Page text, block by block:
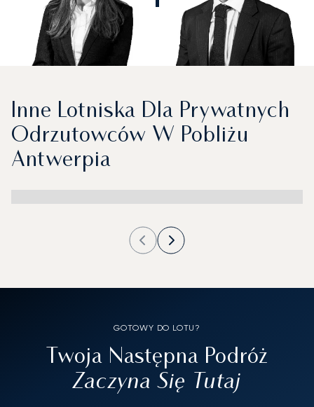
Inne Lotniska Dla Prywatnych
Odrzutowców W Pobliżu
Antwerpia
GOTOWY DO LOTU?
Twoja Następna Podróż
Zaczyna Się Tutaj